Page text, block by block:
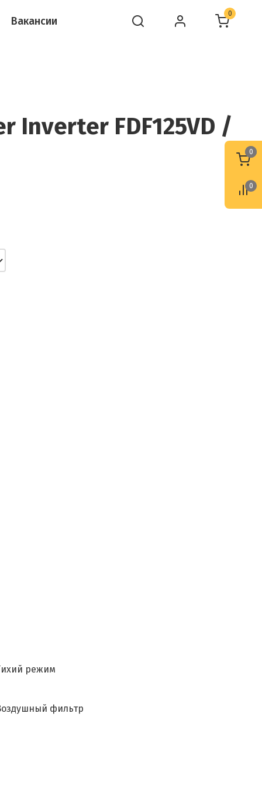
Вакансии
0
Inverter FDF125VD /
режим
фильтр
0
0
0